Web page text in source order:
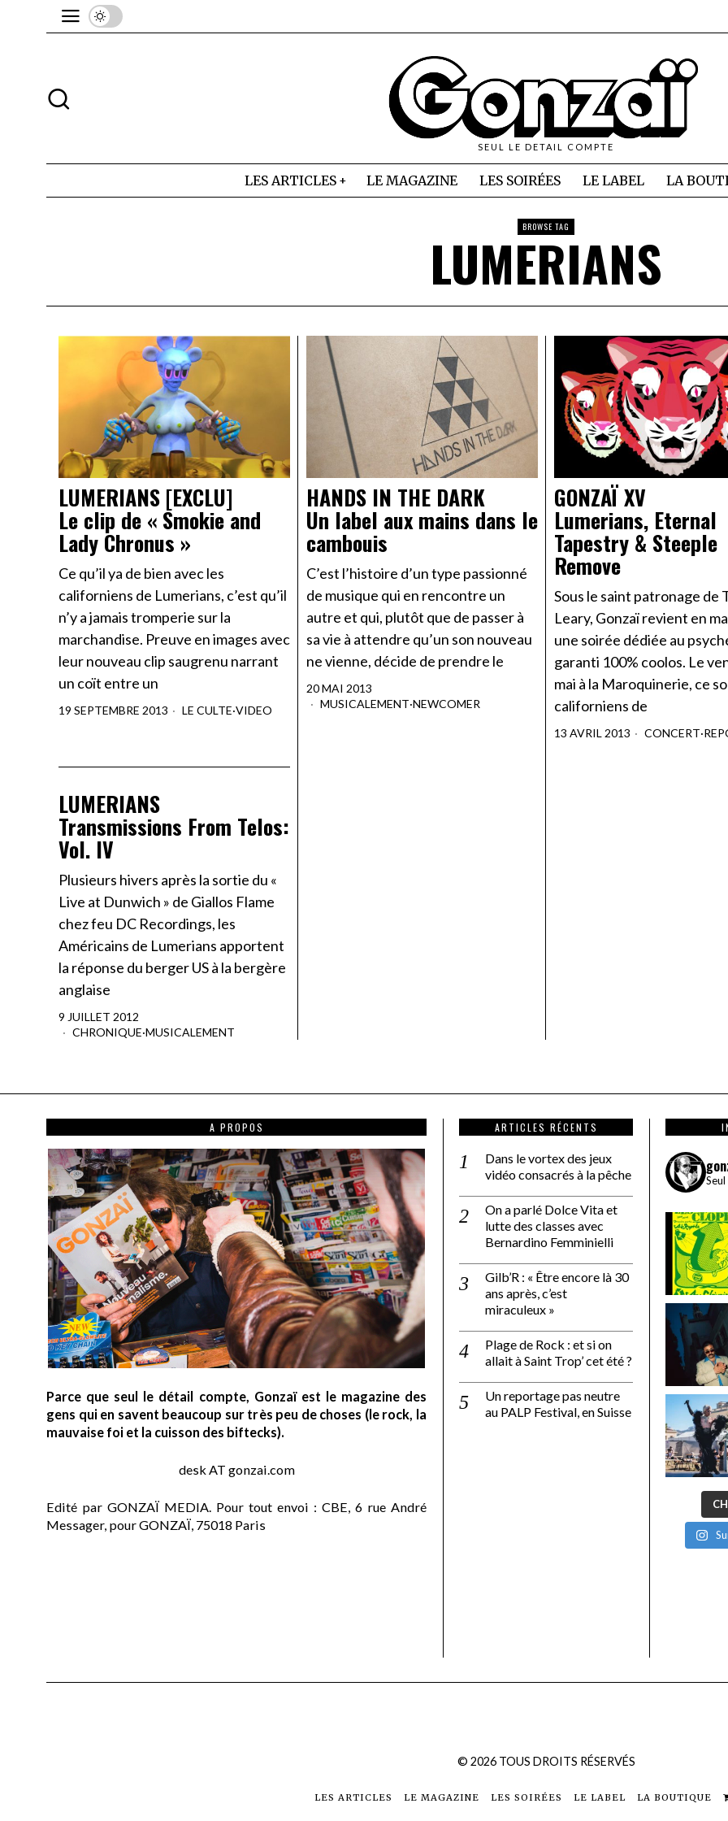
SEUL LE DETAIL COMPTE
LES ARTICLES LE MAGAZINE LES SOIRÉES LE LABEL LA
BROWSE TAG
LUMERIANS
LUMERIANS [EXCLU]
Le clip de « Smokie and
Lady Chronus »
Ce qu’il ya de bien avec les
californiens de Lumerians, c’est qu’il
n’y a jamais tromperie sur la
marchandise. Preuve en images avec
leur nouveau clip saugrenu narrant
un coït entre un
19 SEPTEMBRE 2013 LE CULTE·VIDEO
HANDS IN THE DARK
Un label aux mains dans le
cambouis
C’est l’histoire d’un type passionné
de musique qui en rencontre un
autre et qui, plutôt que de passer à
sa vie à attendre qu’un son nouveau
ne vienne, décide de prendre le
20 MAI 2013
MUSICALEMENT·NEWCOMER
GONZAÏ XV
Lumerians, Eternal
Tapestry & Steeple
Remove
Sous le saint patronage de
Leary, Gonzaï revient en
une soirée dédiée au
garanti 100% coolos. Le
mai à la Maroquinerie, ce
californiens de
13 AVRIL 2013 CONCERT·
LUMERIANS
Transmissions From Telos:
Vol. IV
Plusieurs hivers après la sortie du «
Live at Dunwich » de Giallos Flame
chez feu DC Recordings, les
Américains de Lumerians apportent
la réponse du berger US à la bergère
anglaise
9 JUILLET 2012
CHRONIQUE·MUSICALEMENT
A PROPOS
Parce que seul le détail compte, Gonzaï est le magazine des
gens qui en savent beaucoup sur très peu de choses (le rock, la
mauvaise foi et la cuisson des biftecks).
desk AT gonzai.com
Edité par GONZAÏ MEDIA. Pour tout envoi : CBE, 6 rue André
Messager, pour GONZAÏ, 75018 Paris
ARTICLES RÉCENTS
Dans le vortex des jeux
vidéo consacrés à la pêche
On a parlé Dolce Vita et
lutte des classes avec
Bernardino Femminielli
Gilb’R : « Être encore là 30
ans après, c’est
miraculeux »
Plage de Rock : et si on
allait à Saint Trop’ cet été ?
Un reportage pas neutre
au PALP Festival, en Suisse
© 2026TOUS DROITS RÉSERVÉS
LES ARTICLES LE MAGAZINE LES SOIRÉES LE LABEL LA BOUTIQUE